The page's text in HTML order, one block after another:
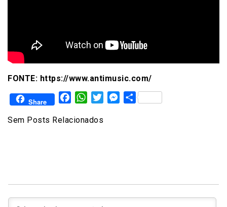
FONTE: https://www.antimusic.com/
Share FacebookWhatsAppTwitterMessenger
Share
Sem Posts Relacionados